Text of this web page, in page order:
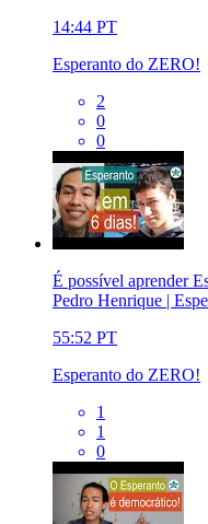
14:44 PT
Esperanto do ZERO!
2
0
0
É possível aprender
Pedro Henrique |
55:52 PT
Esperanto do ZERO!
1
1
0